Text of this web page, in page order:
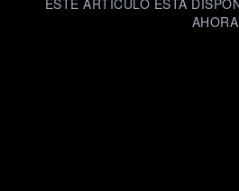
ESTE ARTÍCULO ESTÁ